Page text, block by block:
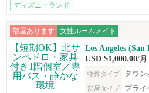
ディズニーランド
部屋あります 女性ルームメイト
Los Angeles (San
USD $1,000.00/月
物件タイプ タウン
部屋タイプ プライ